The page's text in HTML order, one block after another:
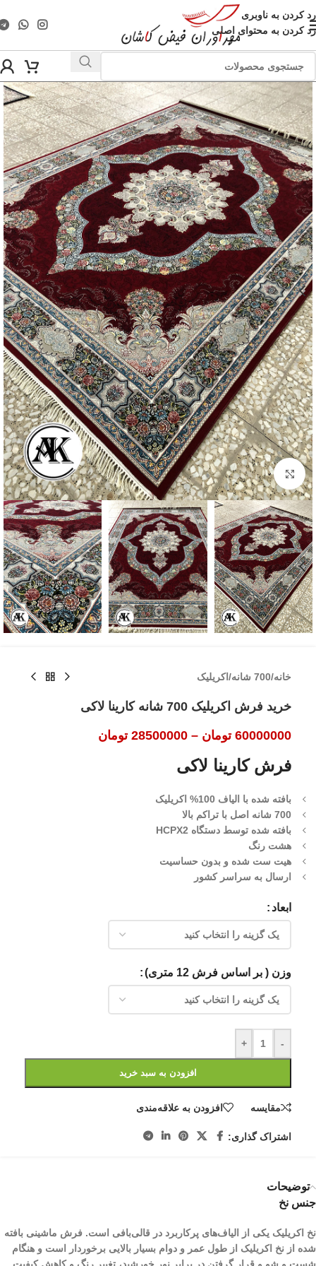
رد کردن به ناوبری
رد کردن به محتوای اصلی
بزرگنمایی تصویر
خانه/700 شانه /اکریلیک
خرید فرش اکریلیک 700 شانه کارینا لاکی
60000000 تومان –
28500000 تومان
فرش کارینا لاکی
بافته شده با الیاف 100% اکریلیک
700 شانه اصل با تراکم بالا
بافته شده توسط دستگاه HCPX2
هشت رنگ
هیت ست شده و بدون حساسیت
ارسال به سراسر کشور
ابعاد
وزن ( بر اساس فرش 12 متری)
-
+
افزودن به سبد خرید
مقایسه افزودن به علاقه‌مندی
اشتراک گذاری:
توضیحات
جنس نخ
نخ اکریلیک یکی از الیاف­‌های پرکاربرد در قالی‌بافی است. فرش ماشینی بافته
شده از نخ اکریلیک از طول عمر و دوام بسیار بالایی برخوردار است و هنگام